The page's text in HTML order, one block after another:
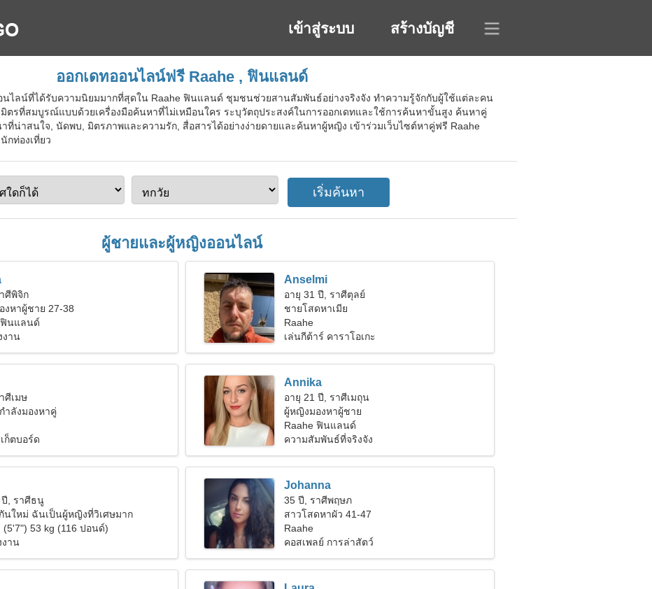
เข้าสู่ระบบ สร้างบัญชี
ออกเดทออนไลน์ฟรี Raahe , ฟินแลนด์
นไลน์ที่ได้รับความนิยมมากที่สุดใน Raahe ฟินแลนด์ ชุมชนช่วยสานสัมพันธ์อย่างจริงจัง ทำความรู้จักกับผู้ใช้แต่ละคน
รที่สมบูรณ์แบบด้วยเครื่องมือค้นหาที่ไม่เหมือนใคร ระบุวัตถุประสงค์ในการออกเดทและใช้การค้นหาขั้นสูง ค้นหาคู่
ที่น่าสนใจ, นัดพบ, มิตรภาพและความรัก, สื่อสารได้อย่างง่ายดายและค้นหาผู้หญิง เข้าร่วมเว็บไซต์หาคู่ฟรี Raahe
กท่องเที่ยว
ผู้ชายและผู้หญิงออนไลน์
ศีพิจิก
งหาผู้ชาย 27-38
ฟินแลนด์
งาน
Anselmi
อายุ 31 ปี, ราศีตุลย์
ชายโสดหาเมีย
Raahe
เล่นกีต้าร์ คาราโอเกะ
ศีเมษ
ำลังมองหาคู่
ก็ตบอร์ด
Annika
อายุ 21 ปี, ราศีเมถุน
ผู้หญิงมองหาผู้ชาย
Raahe ฟินแลนด์
ความสัมพันธ์ที่จริงจัง
ปี, ราศีธนู
นใหม่ ฉันเป็นผู้หญิงที่วิเศษมาก
(5'7") 53 kg (116 ปอนด์)
งาน
Johanna
35 ปี, ราศีพฤษภ
สาวโสดหาผัว 41-47
Raahe
คอสเพลย์ การล่าสัตว์